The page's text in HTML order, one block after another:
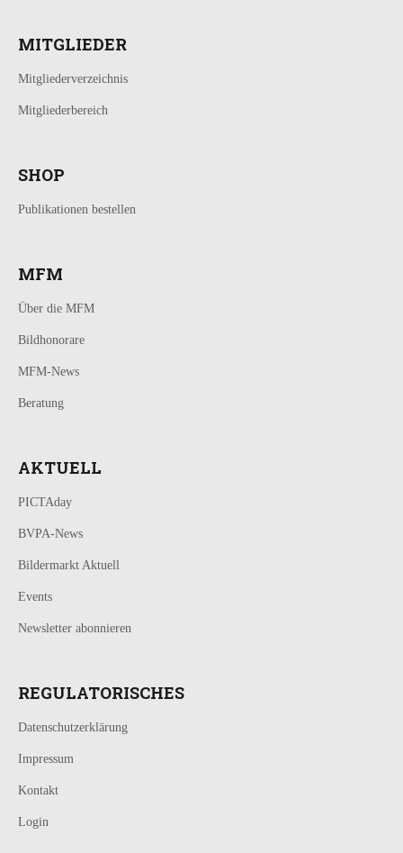
MITGLIEDER
Mitgliederverzeichnis
Mitgliederbereich
SHOP
Publikationen bestellen
MFM
Über die MFM
Bildhonorare
MFM-News
Beratung
AKTUELL
PICTAday
BVPA-News
Bildermarkt Aktuell
Events
Newsletter abonnieren
REGULATORISCHES
Datenschutzerklärung
Impressum
Kontakt
Login